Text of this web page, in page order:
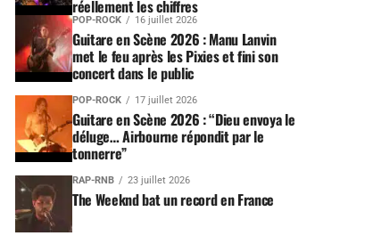
réellement les chiffres
POP-ROCK 16 juillet 2026
Guitare en Scène 2026 : Manu Lanvin
met le feu après les Pixies et fini son
concert dans le public
POP-ROCK 17 juillet 2026
Guitare en Scène 2026 : “Dieu envoya le
déluge… Airbourne répondit par le
tonnerre”
RAP-RNB 23 juillet 2026
The Weeknd bat un record en France